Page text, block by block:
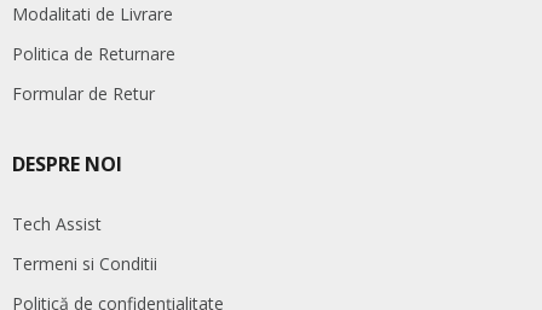
Modalitati de Livrare
Politica de Returnare
Formular de Retur
DESPRE NOI
Tech Assist
Termeni si Conditii
Politică de confidențialitate